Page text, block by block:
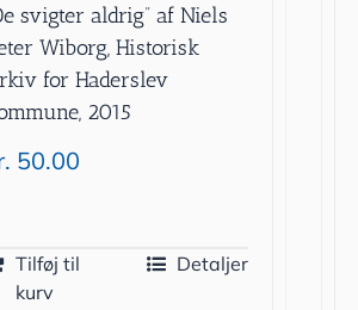
svigter aldrig” af Niels
Wiborg, Historisk
for Haderslev
2015
50.00
Tilføj til
kurv
Detaljer